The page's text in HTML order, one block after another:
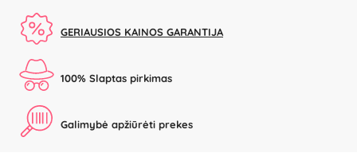
GERIAUSIOS KAINOS GARANTIJA
100% Slaptas pirkimas
Galimybė apžiūrėti prekes